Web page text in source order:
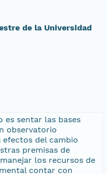
de la Universidad
es sentar las bases
observatorio
del cambio
premisas de
los recursos de
contar con